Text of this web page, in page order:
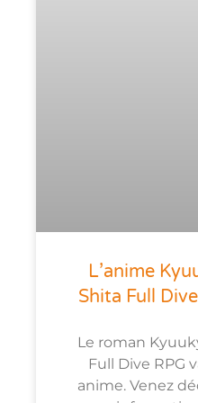
L’anime
Shita Full
Le roman
Full Dive RPG
anime. Venez